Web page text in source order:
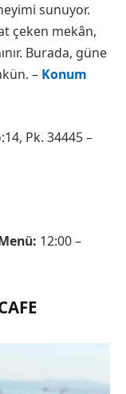
sunuyor.
çeken mekân,
Burada, güne
– Konum
Pk. 34445 –
12:00 –